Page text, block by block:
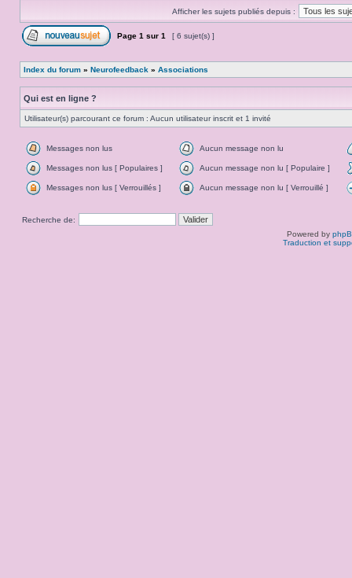
Afficher les sujets publiés depuis :
Page 1 sur 1 [ 6 sujet(s) ]
Index du forum » Neurofeedback » Associations
Qui est en ligne ?
Utilisateur(s) parcourant ce forum : Aucun utilisateur inscrit et 1 invité
Messages non lus Aucun message non lu
Messages non lus [ Populaires ] Aucun message non lu [ Populaire ]
Messages non lus [ Verrouillés ] Aucun message non lu [ Verrouillé ]
Recherche de:
Powered by
Traduction et